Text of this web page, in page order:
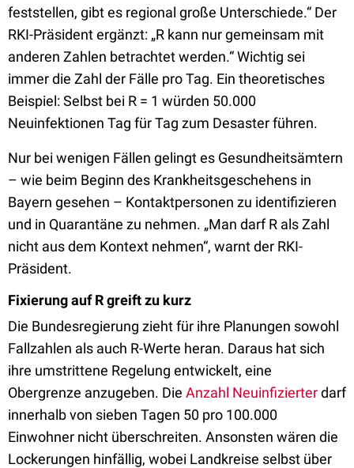
feststellen, gibt es regional große Unterschiede.“ Der
RKI-Präsident ergänzt: „R kann nur gemeinsam mit
anderen Zahlen betrachtet werden.“ Wichtig sei
immer die Zahl der Fälle pro Tag. Ein theoretisches
Beispiel: Selbst bei R = 1 würden 50.000
Neuinfektionen Tag für Tag zum Desaster führen.
Nur bei wenigen Fällen gelingt es Gesundheitsämtern
– wie beim Beginn des Krankheitsgeschehens in
Bayern gesehen – Kontaktpersonen zu identifizieren
und in Quarantäne zu nehmen. „Man darf R als Zahl
nicht aus dem Kontext nehmen“, warnt der RKI-
Präsident.
Fixierung auf R greift zu kurz
Die Bundesregierung zieht für ihre Planungen sowohl
Fallzahlen als auch R-Werte heran. Daraus hat sich
ihre umstrittene Regelung entwickelt, eine
Obergrenze anzugeben. Die Anzahl Neuinfizierterdarf
innerhalb von sieben Tagen 50 pro 100.000
Einwohner nicht überschreiten. Ansonsten wären die
Lockerungen hinfällig, wobei Landkreise selbst über